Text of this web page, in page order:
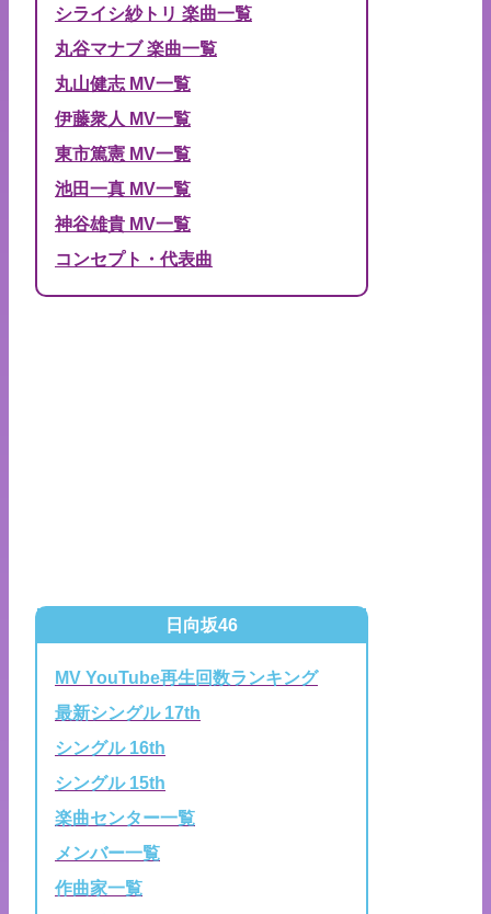
シライシ紗トリ 楽曲一覧
丸谷マナブ 楽曲一覧
丸山健志 MV一覧
伊藤衆人 MV一覧
東市篤憲 MV一覧
池田一真 MV一覧
神谷雄貴 MV一覧
コンセプト・代表曲
日向坂46
MV YouTube再生回数ランキング
最新シングル 17th
シングル 16th
シングル 15th
楽曲センター一覧
メンバー一覧
作曲家一覧